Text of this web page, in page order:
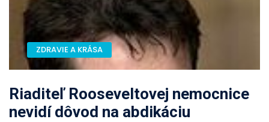
ZDRAVIE A KRÁSA
Riaditeľ Rooseveltovej nemocnice
nevidí dôvod na abdikáciu